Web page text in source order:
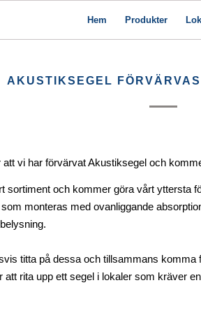
Hem Produkter
AKUSTIKSEGEL
vi har förvärvat Akustiksegel och
sortiment och kommer göra vårt yttersta
monteras med ovanliggande
titta på dessa och tillsammans komma
rita upp ett segel i lokaler som kräver